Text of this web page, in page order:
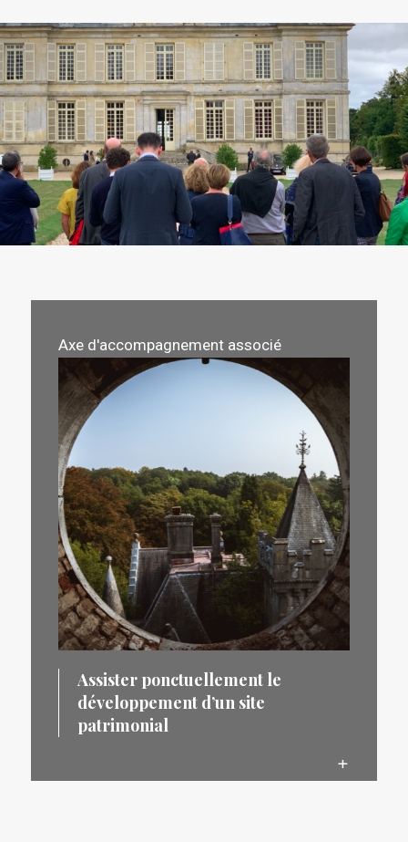
Axe d'accompagnement associé
Assister ponctuellement le
développement d’un site
patrimonial